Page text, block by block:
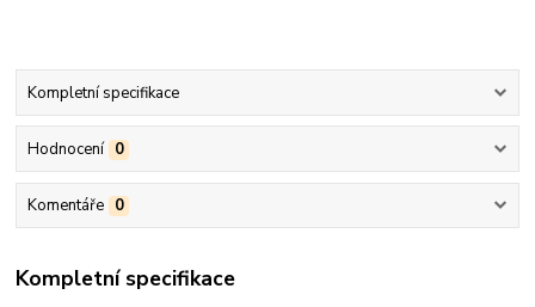
Kompletní specifikace
Hodnocení 0
Komentáře 0
Kompletní specifikace